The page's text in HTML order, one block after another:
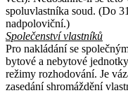
spoluvlastníka soud. (Do
nadpoloviční.)
Společenství vlastníků
Pro nakládání se
bytové a nebytové
režimy rozhodování. Je
zasedání shromáždění